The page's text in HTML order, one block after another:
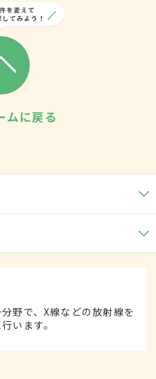
ムに戻る
野で、X線などの放射線を
います。